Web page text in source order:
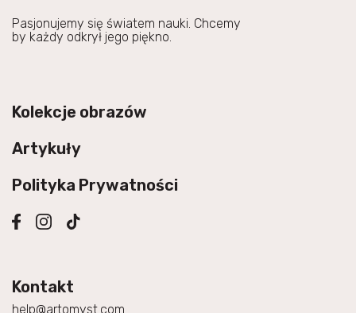
Pasjonujemy się światem nauki. Chcemy
by każdy odkrył jego piękno.
Kolekcje obrazów
Artykuły
Polityka Prywatności
Kontakt
help@artomyst.com